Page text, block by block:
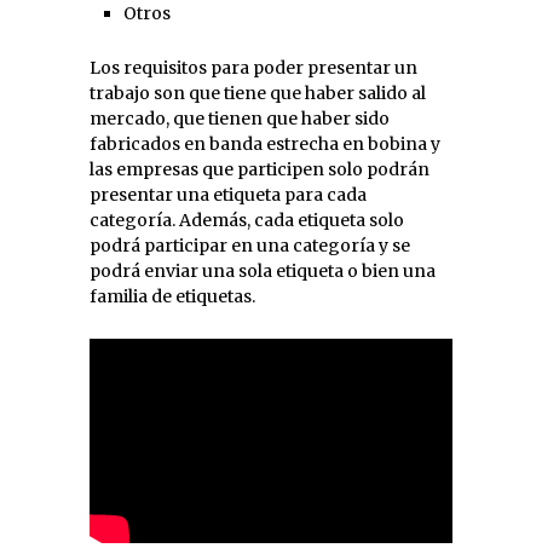
Otros
Los requisitos para poder presentar un
trabajo son que tiene que haber salido al
mercado, que tienen que haber sido
fabricados en banda estrecha en bobina y
las empresas que participen solo podrán
presentar una etiqueta para cada
categoría. Además, cada etiqueta solo
podrá participar en una categoría y se
podrá enviar una sola etiqueta o bien una
familia de etiquetas.